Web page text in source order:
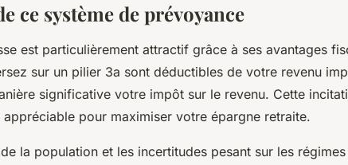
ce système de prévoyance
est particulièrement attractif grâce à ses avantages
sur un pilier 3a sont déductibles de votre revenu
significative votre impôt sur le revenu. Cette
pour maximiser votre épargne retraite.
la population et les incertitudes pesant sur les